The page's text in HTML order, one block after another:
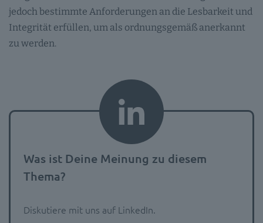
jedoch bestimmte Anforderungen an die Lesbarkeit und
Integrität erfüllen, um als ordnungsgemäß anerkannt
zu werden.
Was ist Deine Meinung zu diesem
Thema?
Diskutiere mit uns auf LinkedIn.